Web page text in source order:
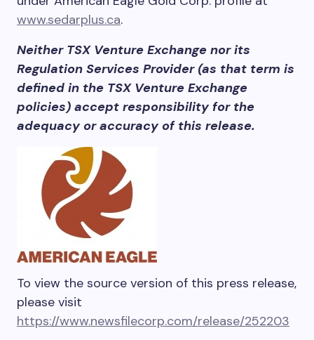
www.sedarplus.ca.
Neither TSX Venture Exchange nor its
Regulation Services Provider (as that term is
defined in the TSX Venture Exchange
policies) accept responsibility for the
adequacy or accuracy of this release.
To view the source version of this press release,
please visit
https://www.newsfilecorp.com/release/252203